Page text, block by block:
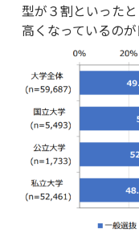
型が３割といった
高くなっているのが